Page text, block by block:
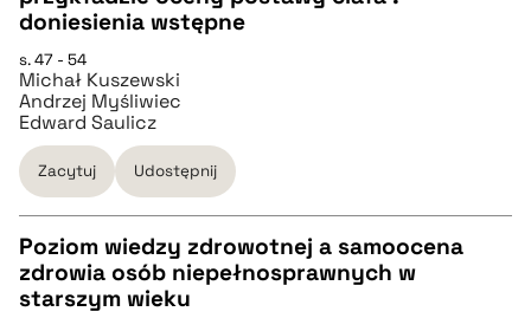
pobierz cytat
BIBTEX
pobierz cytat
doniesienia wstępne
s. 47 - 54
Michał Kuszewski
Andrzej Myśliwiec
Edward Saulicz
Zacytuj Udostępnij
CZYSTY TEKST
Poziom wiedzy zdrowotnej a samoocena
zdrowia osób niepełnosprawnych w
starszym wieku